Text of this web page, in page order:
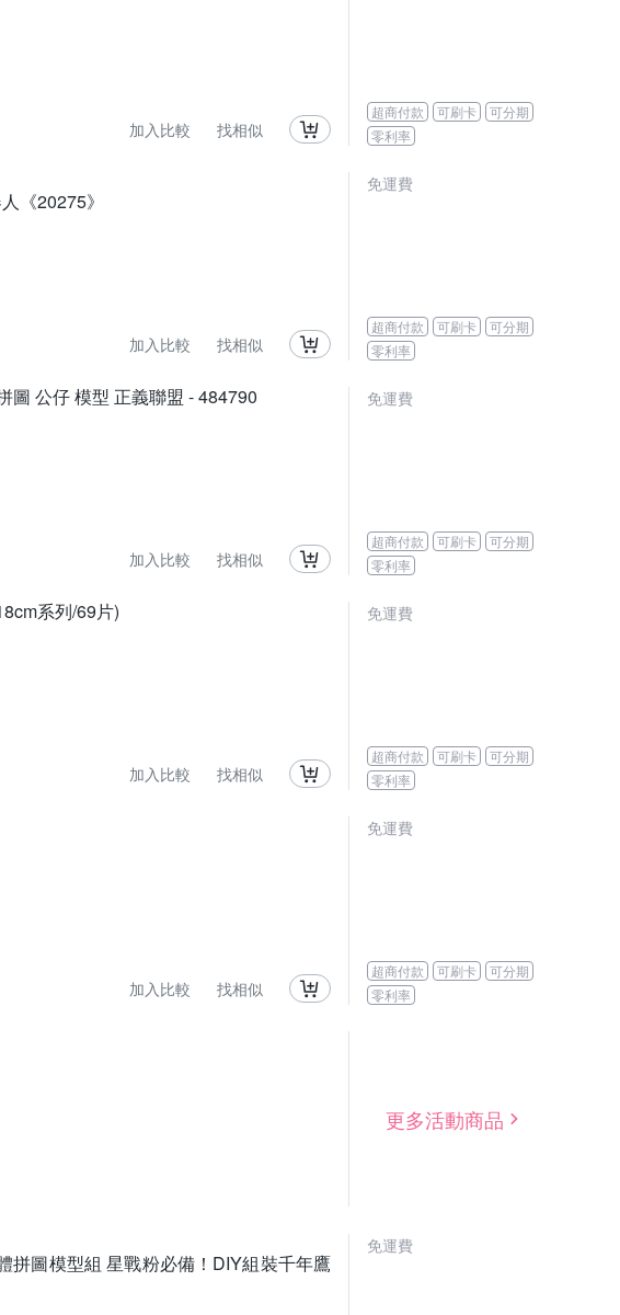
加入比較 找相似
超商付款 可刷卡
可分期
零利率
《20275》
加入比較 找相似
免運費
超商付款 可刷卡
可分期
零利率
圖 公仔 模型 正義聯盟 - 484790
加入比較 找相似
免運費
超商付款 可刷卡
可分期
零利率
系列/69片)
加入比較 找相似
免運費
超商付款 可刷卡
可分期
零利率
加入比較 找相似
免運費
超商付款 可刷卡
可分期
零利率
更多活動商品
拼圖模型組 星戰粉必備！DIY組裝千年鷹
免運費